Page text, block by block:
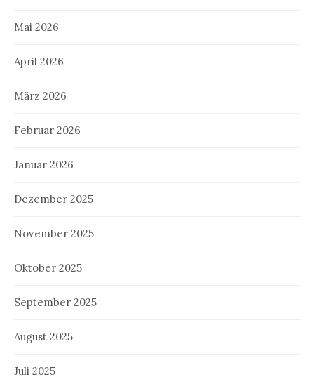
Mai 2026
April 2026
März 2026
Februar 2026
Januar 2026
Dezember 2025
November 2025
Oktober 2025
September 2025
August 2025
Juli 2025